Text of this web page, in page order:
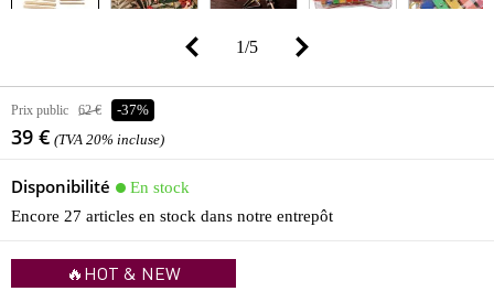
1/5
Prix public 62 € -37%
39 € (TVA 20% incluse)
Disponibilité
En stock
Encore 27 articles en stock dans notre entrepôt
🔥HOT & NEW